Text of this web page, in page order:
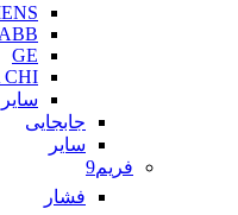
ABB
GE
CHI
سایر
جابجایی
سایر
فریم9
فشار